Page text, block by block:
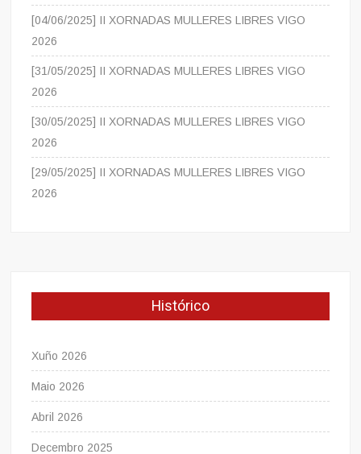
[04/06/2025] II XORNADAS MULLERES LIBRES VIGO
2026
[31/05/2025] II XORNADAS MULLERES LIBRES VIGO
2026
[30/05/2025] II XORNADAS MULLERES LIBRES VIGO
2026
[29/05/2025] II XORNADAS MULLERES LIBRES VIGO
2026
Histórico
Xuño 2026
Maio 2026
Abril 2026
Decembro 2025